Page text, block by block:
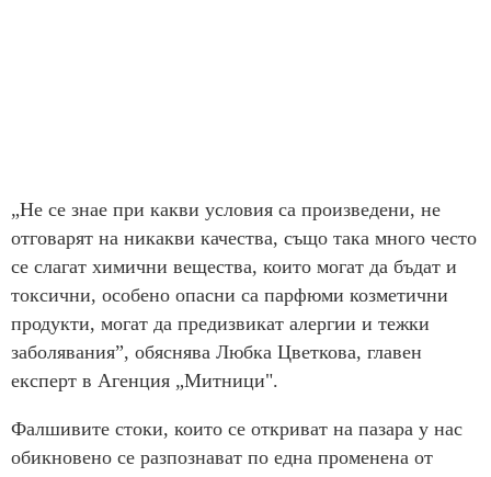
„Не се знае при какви условия са произведени, не
отговарят на никакви качества, също така много често
се слагат химични вещества, които могат да бъдат и
токсични, особено опасни са парфюми козметични
продукти, могат да предизвикат алергии и тежки
заболявания”, обяснява Любка Цветкова, главен
експерт в Агенция „Митници".
Фалшивите стоки, които се откриват на пазара у нас
обикновено се разпознават по една променена от